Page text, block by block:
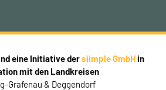
eine Initiative dersiimple GmbHin
mit den Landkreisen
Grafenau & Deggendorf